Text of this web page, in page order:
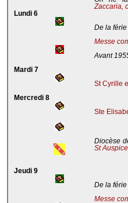
Zaccaria,
Lundi 6
De la férie
Messe
Avant
Mardi 7
St Cyrille
Mercredi 8
Ste
Diocèse
St
Jeudi 9
De la férie
Messe